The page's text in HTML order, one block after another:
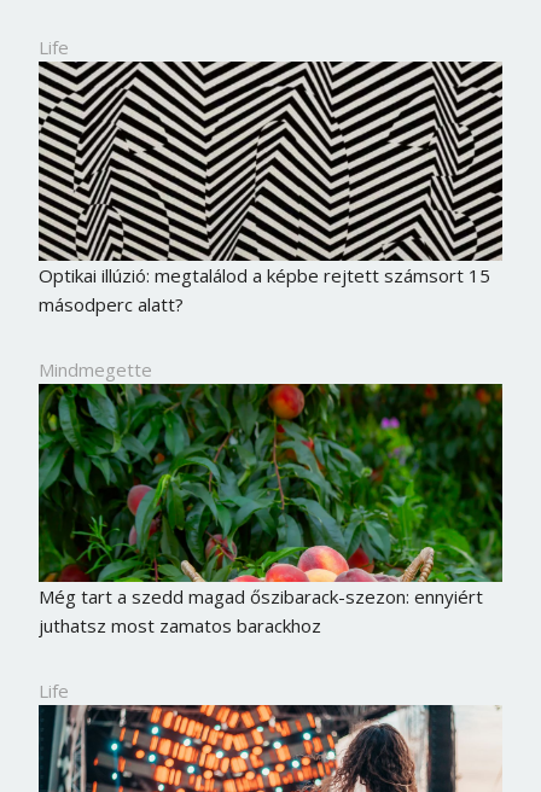
Life
Optikai illúzió: megtalálod a képbe rejtett számsort 15
másodperc alatt?
Mindmegette
Még tart a szedd magad őszibarack-szezon: ennyiért
juthatsz most zamatos barackhoz
Life